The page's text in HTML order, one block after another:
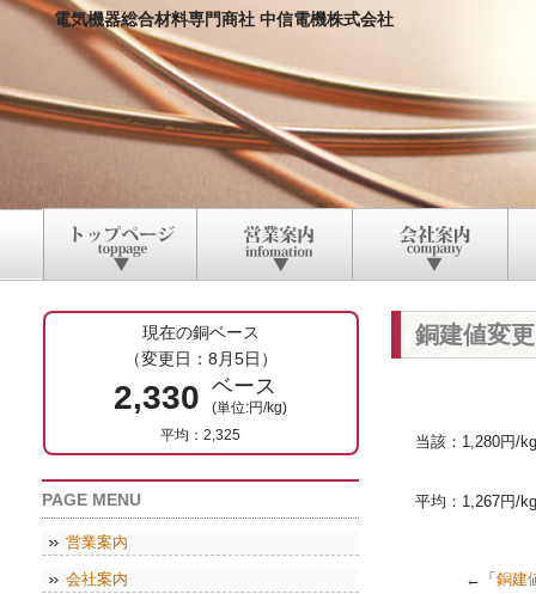
電気機器総合材料専門商社 中信電機株式会社
銅建値変
当該：1,280円/kg
平均：1,267円/kg
←「 銅建
現在の銅ベース
（変更日：8月5日）
2,330 ベース
(単位:円/kg)
平均：2,325
PAGE MENU
営業案内
会社案内